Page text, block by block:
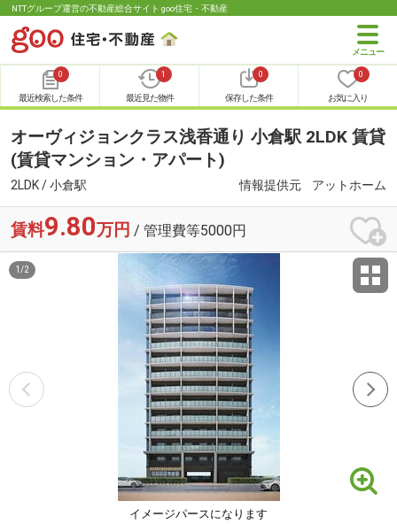
NTTグループ運営の不動産総合サイト goo住宅・不動産
0
最近検索した条件
1
最近見た物件
0
保存した条件
0
お気に入り
オーヴィジョンクラス浅香通り 小倉駅 2LDK 賃貸
(賃貸マンション・アパート)
2LDK / 小倉駅 情報提供元 アットホーム
賃料9.80万円 / 管理費等5000円
イメージパースになります
1 /2